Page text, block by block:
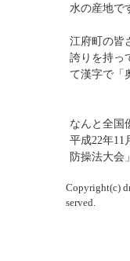
水の産地で
江府町の皆
誇りを持っ
て漢字で「
なんと全国
平成22年11
防操法大会
Copyright(c)
served.